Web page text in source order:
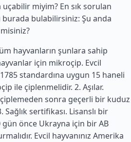
uçabilir miyim? En sık sorulan
burada bulabilirsiniz: Şu anda
hayvanların şunlara sahip
için mikroçip. Evcil
standardına uygun 15 haneli
ile çiplenmelidir. 2. Aşılar.
sonra geçerli bir kuduz
Sağlık sertifikası. Lisanslı bir
önce Ukrayna için bir AB
Evcil hayvanınız Amerika